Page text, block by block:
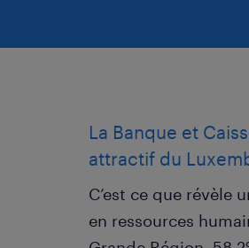
La Banque et
attractif du
C’est ce que révèle
en ressources